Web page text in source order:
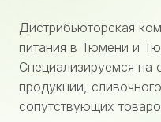
Дистрибьюторская
питания в Тюмени и
Специализируемся на
продукции,
сопутствующих